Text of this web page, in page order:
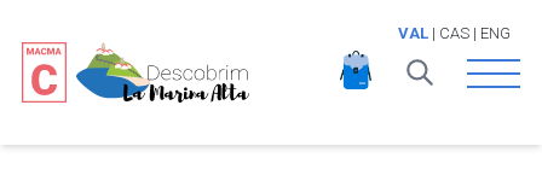
VAL| CAS| ENG
Open